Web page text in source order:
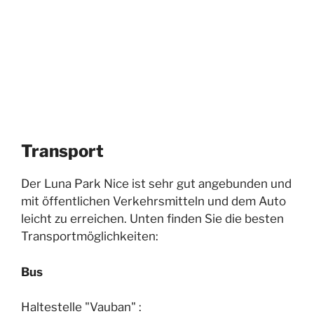
Transport
Der Luna Park Nice ist sehr gut angebunden und
mit öffentlichen Verkehrsmitteln und dem Auto
leicht zu erreichen. Unten finden Sie die besten
Transportmöglichkeiten:
Bus
Haltestelle "Vauban" :